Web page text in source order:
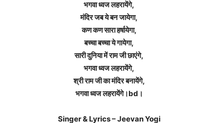
भगवा ध्वज लहरायेंगे,
मंदिर जब ये बन जायेगा,
कण कण सारा हर्षायेगा,
बच्चा बच्चा ये गायेगा,
सारी दुनिया में राम जी छाएंगे,
भगवा ध्वज लहरायेंगे,
श्री राम जी का मंदिर बनायेंगे,
भगवा ध्वज लहरायेंगे।bd।
Singer & Lyrics – Jeevan Yogi